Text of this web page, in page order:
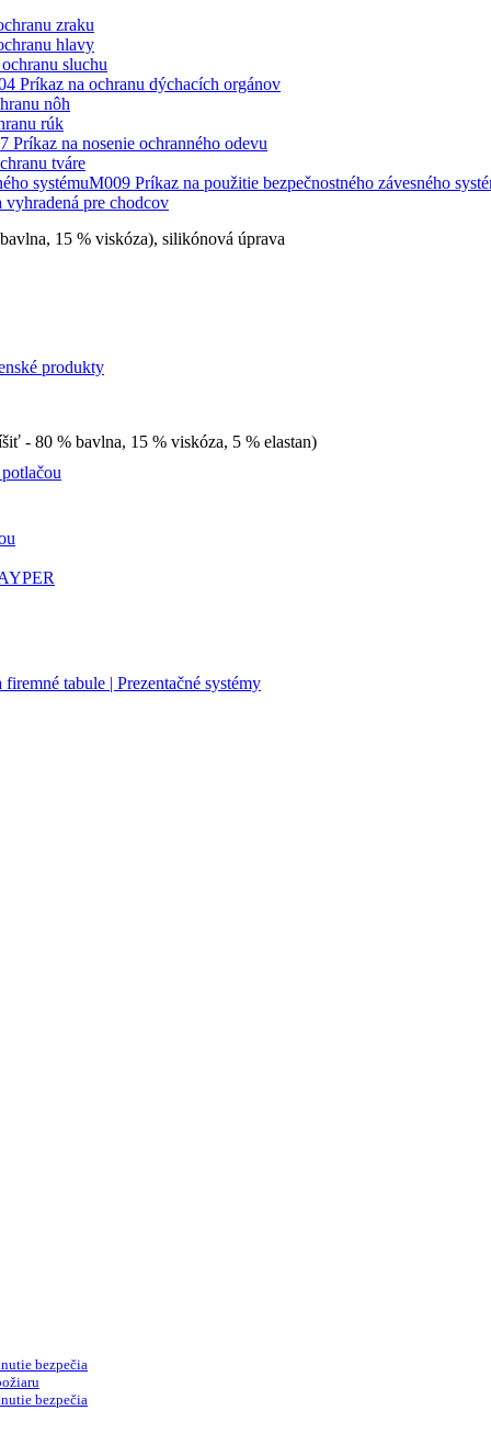
zraku
hlavy
sluchu
Príkaz na ochranu dýchacích orgánov
nôh
rúk
Príkaz na nosenie ochranného odevu
tváre
M009 Príkaz na použitie bezpečnostného závesného
vyhradená pre chodcov
produkty
firemné tabule | Prezentačné systémy
15 % viskóza), silikónová úprava
- 80 % bavlna, 15 % viskóza, 5 % elastan)
bezpečia
bezpečia